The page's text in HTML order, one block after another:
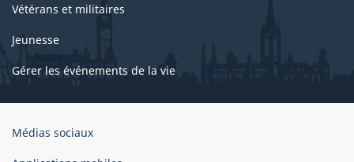
Vétérans et militaires
Jeunesse
Gérer les événements de la vie
Organisation
Médias sociaux